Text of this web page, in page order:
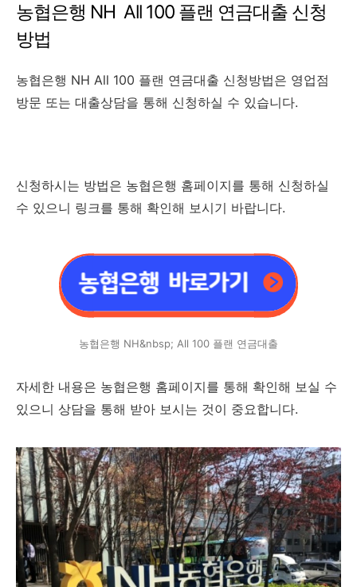
농협은행 NH All 100 플랜 연금대출 신청
방법
농협은행 NH All 100 플랜 연금대출 신청방법은 영업점
방문 또는 대출상담을 통해 신청하실 수 있습니다.
신청하시는 방법은 농협은행 홈페이지를 통해 신청하실
수 있으니 링크를 통해 확인해 보시기 바랍니다.
농협은행 NH&nbsp; All 100 플랜 연금대출
자세한 내용은 농협은행 홈페이지를 통해 확인해 보실 수
있으니 상담을 통해 받아 보시는 것이 중요합니다.